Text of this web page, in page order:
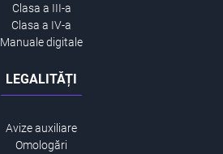
Clasa a III-a
Clasa a IV-a
Manuale digitale
LEGALITĂȚI
Avize auxiliare
Omologări